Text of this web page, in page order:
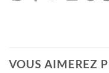
VOUS AIMEREZ